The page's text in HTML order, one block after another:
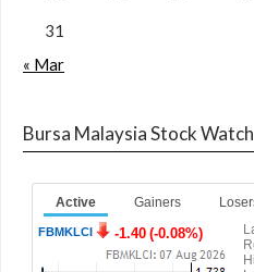
31
« Mar
Bursa Malaysia Stock Watch